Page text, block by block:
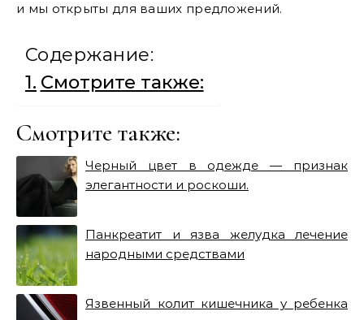
и мы открыты для ваших предложений.
Содержание:
Смотрите также:
Смотрите также:
Черный цвет в одежде — признак
элегантности и роскоши.
Панкреатит и язва желудка лечение
народными средствами
Язвенный колит кишечника у ребенка